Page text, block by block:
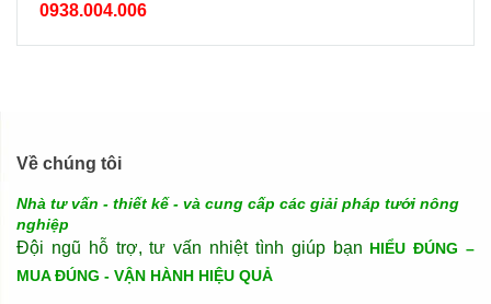
0938.004.006
Về chúng tôi
Nhà tư vấn - thiết kế - và cung cấp các giải pháp tưới nông
nghiệp
Đội ngũ hỗ trợ, tư vấn nhiệt tình giúp bạn HIỂU ĐÚNG –
MUA ĐÚNG - VẬN HÀNH HIỆU QUẢ